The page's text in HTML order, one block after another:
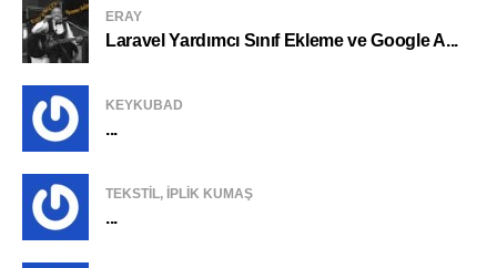
ERAY
Laravel Yardımcı Sınıf Ekleme ve Google A...
KEYKUBAD
...
TEKSTIL, IPLIK KUMAŞ
...